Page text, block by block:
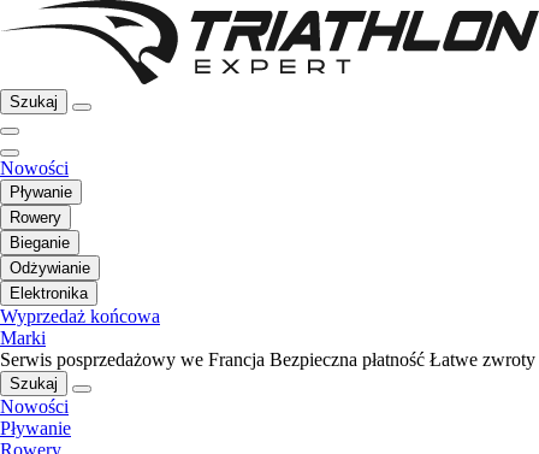
Szukaj
Nowości
Pływanie
Rowery
Bieganie
Odżywianie
Elektronika
Wyprzedaż końcowa
Marki
Serwis posprzedażowy we Francja Bezpieczna płatność Łatwe zwroty
Szukaj
Nowości
Pływanie
Rowery